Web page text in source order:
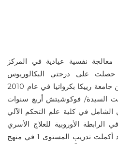
نفسية عيادية في المركز
حصلت على درجتي البكالوريوس
والماجستير في علم النفس من جامعة رييكا بكرواتيا في عام 2010
أكملت السيدة/ فوكوشیتش أربع سنوات
الشامل في كلية علم التحكم الآلي
الرابطة الأوروبية للعلاج الأسري
(EFTA). وإضافةً إلى ذلك، فقد أكملت تدريب المستوى 1 في منهج